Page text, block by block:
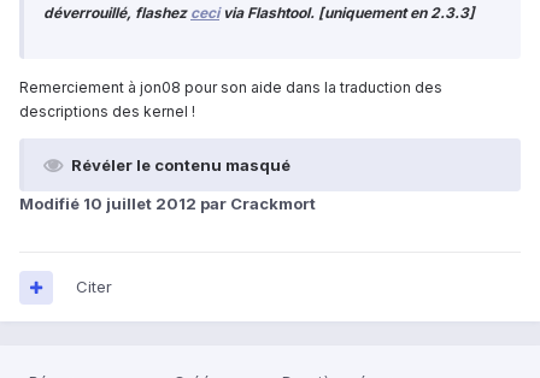
déverrouillé, flashez cecivia Flashtool. [uniquement en 2.3.3]
Remerciement à jon08 pour son aide dans la traduction des
descriptions des kernel !
Révéler le contenu masqué
Modifié 10 juillet 2012 par Crackmort
Citer